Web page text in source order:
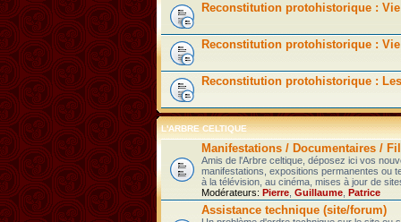
Reconstitution protohistorique :
Reconstitution protohistorique :
Reconstitution protohistorique :
L'ARBRE CELTIQUE
Manifestations / Documentaires /
Amis de l'Arbre celtique, déposez ici vos
manifestations, expositions permanentes ou
à la télévision, au cinéma, mises à jour de
Modérateurs: Pierre Guillaume Patrice
Assistance technique (site/forum)